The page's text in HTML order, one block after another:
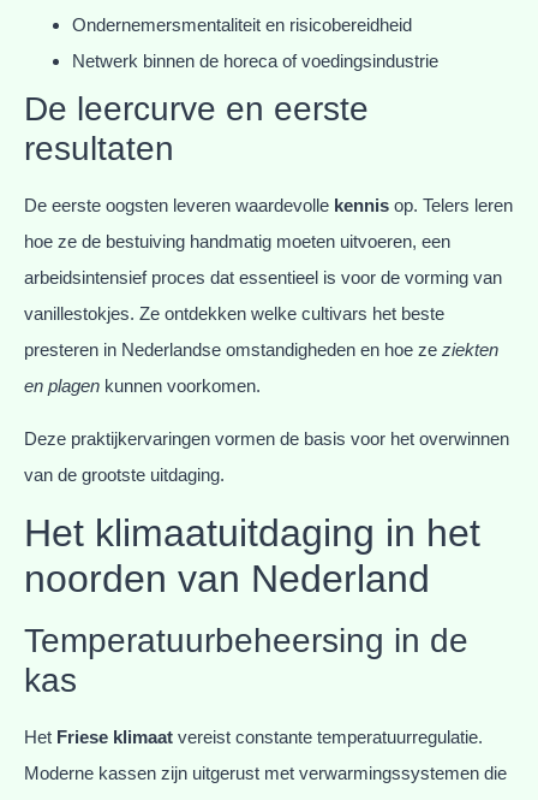
Ondernemersmentaliteit en risicobereidheid
Netwerk binnen de horeca of voedingsindustrie
De leercurve en eerste
resultaten
De eerste oogsten leveren waardevolle kennis op. Telers leren
hoe ze de bestuiving handmatig moeten uitvoeren, een
arbeidsintensief proces dat essentieel is voor de vorming van
vanillestokjes. Ze ontdekken welke cultivars het beste
presteren in Nederlandse omstandigheden en hoe ze ziekten
en plagen kunnen voorkomen.
Deze praktijkervaringen vormen de basis voor het overwinnen
van de grootste uitdaging.
Het klimaatuitdaging in het
noorden van Nederland
Temperatuurbeheersing in de
kas
Het Friese klimaat vereist constante temperatuurregulatie.
Moderne kassen zijn uitgerust met verwarmingssystemen die